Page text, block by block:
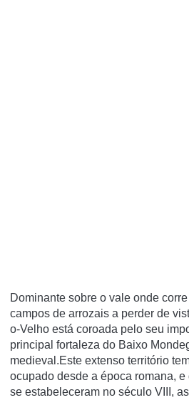
Dominante sobre o vale onde
campos de arrozais a perder de
o-Velho está coroada pelo seu
principal fortaleza do Baixo
medieval.Este extenso território
ocupado desde a época romana,
se estabeleceram no século VIII,